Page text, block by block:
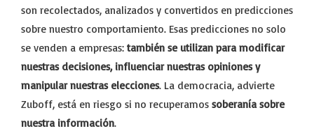
son recolectados, analizados y convertidos en predicciones
sobre nuestro comportamiento. Esas predicciones no solo
se venden a empresas: también se utilizan para modificar
nuestras decisiones, influenciar nuestras opiniones y
manipular nuestras elecciones. La democracia, advierte
Zuboff, está en riesgo si no recuperamos soberanía sobre
nuestra información.